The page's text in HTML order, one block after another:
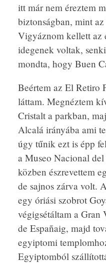
itt már nem éreztem
biztonságban, mint
Vigyáznom kellett az
idegenek voltak,
mondta, hogy Buen
Beértem az El Retiro
láttam. Megnéztem
Cristalt a parkban,
Alcalá irányába ami
úgy tűnik ezt is épp
a Museo Nacional
közben észrevettem
de sajnos zárva volt.
egy óriási szobrot
végigsétáltam a Gran
de Españaig, majd
egyiptomi
Egyiptomból